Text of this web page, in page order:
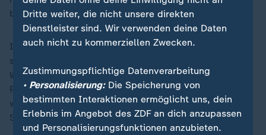
beginnt am 10. Januar.
Im Mittelpunkt des Streits um die Wahlergebnisse
stehen die Stimmzettel, die von jedem elektronischen
Wahlgerät ausgedruckt und von den Wahlbehörden,
Parteivertretern und anderen Personen aufbewahrt
werden. Jedes Blatt zeigt eine Aufschlüsselung der
Stimmen pro Kandidat.
Dritte weiter, die nicht unsere direkten
Dienstleister sind. Wir verwenden deine Daten
auch nicht zu kommerziellen Zwecken.
Zustimmungspflichtige Datenverarbeitung
• Personalisierung:Die Speicherung von
bestimmten Interaktionen ermöglicht uns, dein
Erlebnis im Angebot des ZDF an dich anzupassen
und Personalisierungsfunktionen anzubieten.